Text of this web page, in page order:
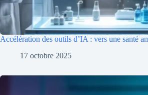
Accélération des outils d’IA : vers une santé
17 octobre 2025